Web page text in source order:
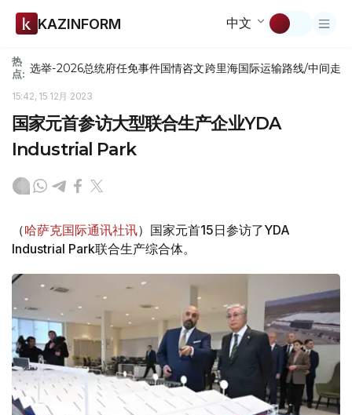
KAZINFORM 中文
热
点: 选举-2026总统府任免事件国情咨文跨里海国际运输路线/中间走廊
15:42, 15 12月 2023
国家元首参访大型联合生产企业YDA
Industrial Park
（哈萨克国际通讯社讯）国家元首15日参访了YDA
Industrial Park联合生产综合体。